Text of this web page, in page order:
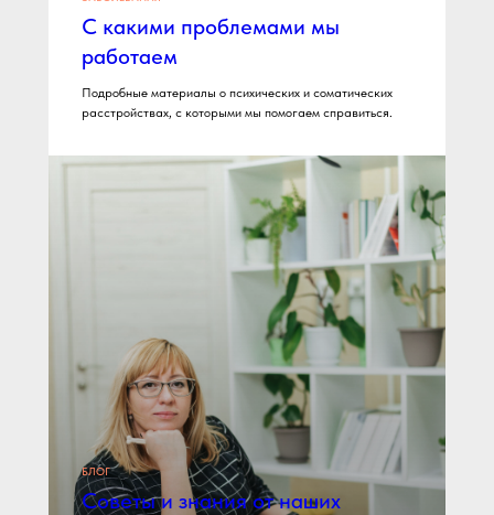
С какими проблемами мы
работаем
Подробные материалы о психических и соматических
расстройствах, с которыми мы помогаем справиться.
БЛОГ
Советы и знания от наших